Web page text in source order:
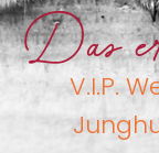
Das
V.I.P.